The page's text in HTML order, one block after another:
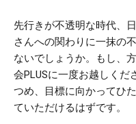
先行きが不透明な時代、
さんへの関わりに一抹の
ないでしょうか。もし、
会PLUSに一度お越しくだ
つめ、目標に向かってひ
ていただけるはずです。